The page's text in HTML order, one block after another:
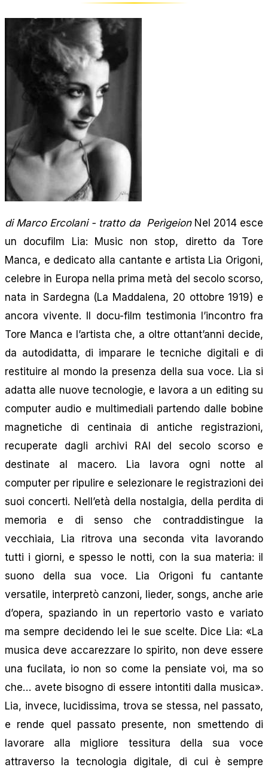
di Marco Ercolani - tratto da Perìgeion Nel 2014 esce
un docufilm Lia: Music non stop, diretto da Tore
Manca, e dedicato alla cantante e artista Lia Origoni,
celebre in Europa nella prima metà del secolo scorso,
nata in Sardegna (La Maddalena, 20 ottobre 1919) e
ancora vivente. Il docu-film testimonia l’incontro fra
Tore Manca e l’artista che, a oltre ottant’anni decide,
da autodidatta, di imparare le tecniche digitali e di
restituire al mondo la presenza della sua voce. Lia si
adatta alle nuove tecnologie, e lavora a un editing su
computer audio e multimediali partendo dalle bobine
magnetiche di centinaia di antiche registrazioni,
recuperate dagli archivi RAI del secolo scorso e
destinate al macero. Lia lavora ogni notte al
computer per ripulire e selezionare le registrazioni dei
suoi concerti. Nell’età della nostalgia, della perdita di
memoria e di senso che contraddistingue la
vecchiaia, Lia ritrova una seconda vita lavorando
tutti i giorni, e spesso le notti, con la sua materia: il
suono della sua voce. Lia Origoni fu cantante
versatile, interpretò canzoni, lieder, songs, anche arie
d’opera, spaziando in un repertorio vasto e variato
ma sempre decidendo lei le sue scelte. Dice Lia: «La
musica deve accarezzare lo spirito, non deve essere
una fucilata, io non so come la pensiate voi, ma so
che… avete bisogno di essere intontiti dalla musica».
Lia, invece, lucidissima, trova se stessa, nel passato,
e rende quel passato presente, non smettendo di
lavorare alla migliore tessitura della sua voce
attraverso la tecnologia digitale, di cui è sempre